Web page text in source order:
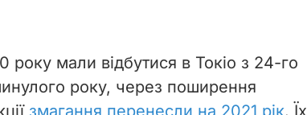
року мали відбутися в Токіо з 24-го
року, через поширення
змагання перенесли на 2021 рік. Їх